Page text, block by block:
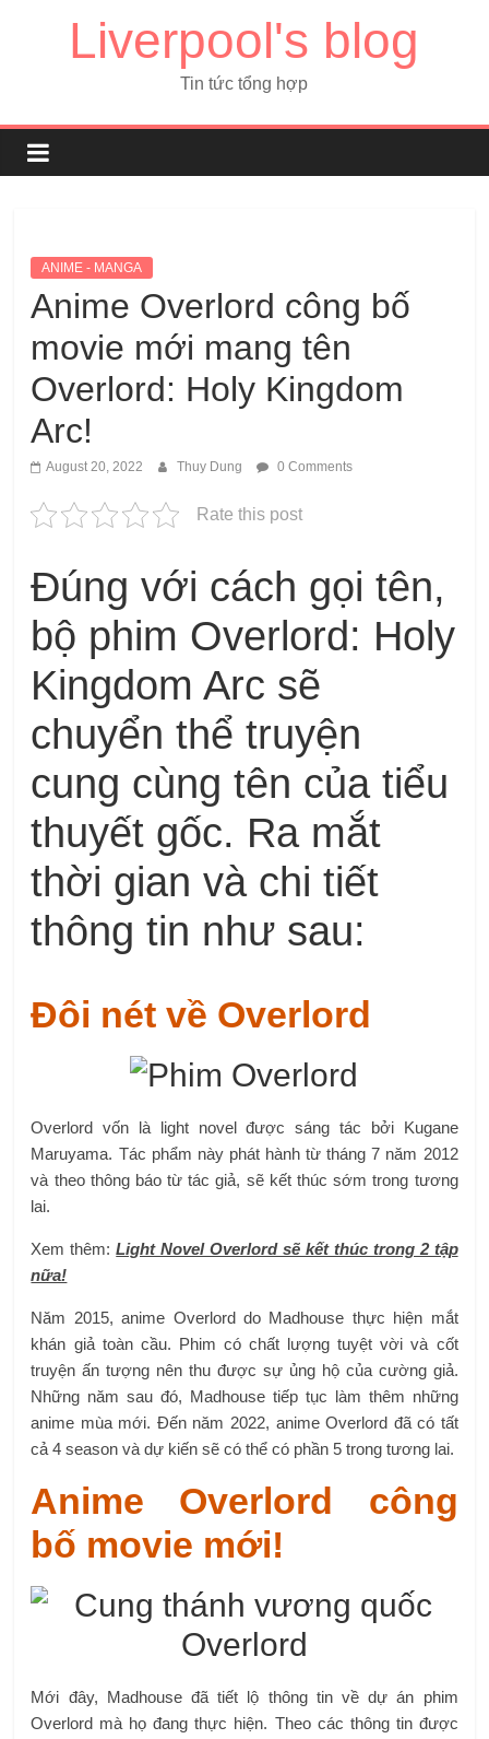
Liverpool's blog
Tin tức tổng hợp
ANIME - MANGA
Anime Overlord công bố
movie mới mang tên
Overlord: Holy Kingdom
Arc!
August 20, 2022 Thuy Dung 0 Comments
Rate this post
Đúng với cách gọi tên,
bộ phim Overlord: Holy
Kingdom Arc sẽ
chuyển thể truyện
cung cùng tên của tiểu
thuyết gốc. Ra mắt
thời gian và chi tiết
thông tin như sau:
Đôi nét về Overlord
Overlord vốn là light novel được sáng tác bởi Kugane
Maruyama. Tác phẩm này phát hành từ tháng 7 năm 2012
và theo thông báo từ tác giả, sẽ kết thúc sớm trong tương
lai.
Xem thêm:Light Novel Overlord sẽ kết thúc trong 2 tập
nữa!
Năm 2015, anime Overlord do Madhouse thực hiện mắt
khán giả toàn cầu. Phim có chất lượng tuyệt vời và cốt
truyện ấn tượng nên thu được sự ủng hộ của cường giả.
Những năm sau đó, Madhouse tiếp tục làm thêm những
anime mùa mới. Đến năm 2022, anime Overlord đã có tất
cả 4 season và dự kiến ​​sẽ có thể có phần 5 trong tương lai.
Anime Overlord công
bố movie mới!
Mới đây, Madhouse đã tiết lộ thông tin về dự án phim
Overlord mà họ đang thực hiện. Theo các thông tin được